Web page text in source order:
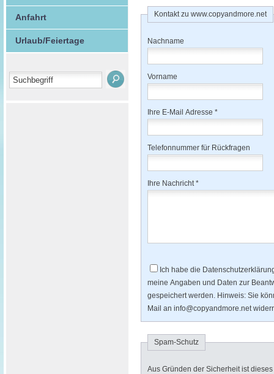
Anfahrt
Urlaub/Feiertage
Kontakt zu www.copyandmore.net
Nachname
Vorname
Ihre E-Mail Adresse *
Telefonnummer für Rückfragen
Ihre Nachricht *
Ich habe die
meine Angaben und Daten zur
gespeichert werden. Hinweis: Sie
Mail an info@copyandmore.net
Spam-Schutz
Aus Gründen der Sicherheit ist